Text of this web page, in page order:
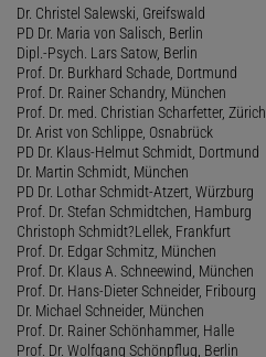
Dr. Christel Salewski, Greifswald
PD Dr. Maria von Salisch, Berlin
Dipl.-Psych. Lars Satow, Berlin
Prof. Dr. Burkhard Schade, Dortmund
Prof. Dr. Rainer Schandry, München
Prof. Dr. med. Christian Scharfetter, Zürich
Dr. Arist von Schlippe, Osnabrück
PD Dr. Klaus-Helmut Schmidt, Dortmund
Dr. Martin Schmidt, München
PD Dr. Lothar Schmidt-Atzert, Würzburg
Prof. Dr. Stefan Schmidtchen, Hamburg
Christoph Schmidt?Lellek, Frankfurt
Prof. Dr. Edgar Schmitz, München
Prof. Dr. Klaus A. Schneewind, München
Prof. Dr. Hans-Dieter Schneider, Fribourg
Dr. Michael Schneider, München
Prof. Dr. Rainer Schönhammer, Halle
Prof. Dr. Wolfgang Schönpflug, Berlin